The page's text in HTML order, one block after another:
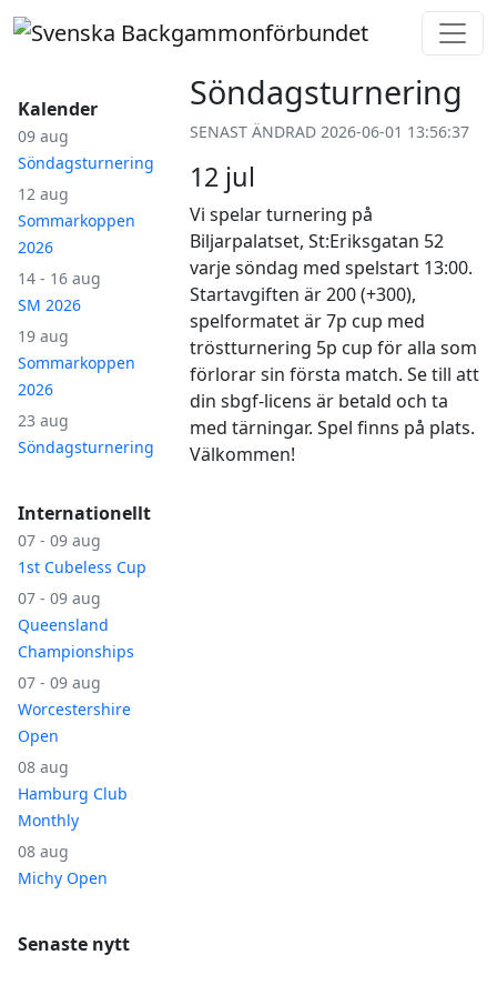
Kalender
09 aug
Söndagsturnering
12 aug
Sommarkoppen
2026
14 - 16 aug
SM 2026
19 aug
Sommarkoppen
2026
23 aug
Söndagsturnering
Internationellt
07 - 09 aug
1st Cubeless Cup
07 - 09 aug
Queensland
Championships
07 - 09 aug
Worcestershire
Open
08 aug
Hamburg Club
Monthly
08 aug
Michy Open
Senaste nytt
Söndagsturnering
SENAST ÄNDRAD 2026-06-01 13:56:37
12 jul
Vi spelar turnering på
Biljarpalatset, St:Eriksgatan 52
varje söndag med spelstart 13:00.
Startavgiften är 200 (+300),
spelformatet är 7p cup med
tröstturnering 5p cup för alla som
förlorar sin första match. Se till att
din sbgf-licens är betald och ta
med tärningar. Spel finns på plats.
Välkommen!